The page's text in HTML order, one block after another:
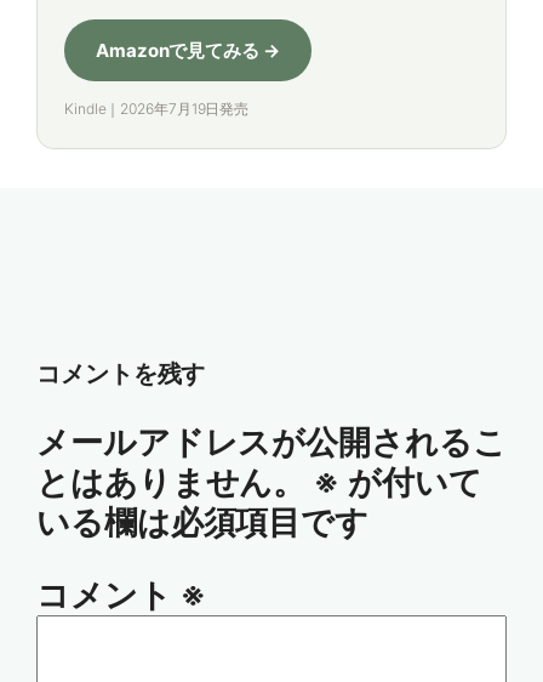
Amazonで見てみる →
Kindle｜2026年7月19日発売
コメントを残す
メールアドレスが公開されるこ
とはありません。
※ が付いて
いる欄は必須項目です
コメント ※